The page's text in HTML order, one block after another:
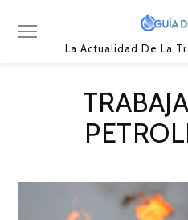
La Actualidad De La